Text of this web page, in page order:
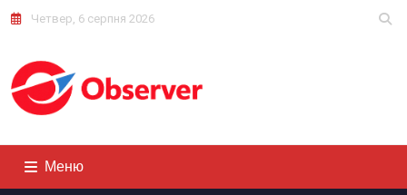
Четвер, 6 серпня 2026
Меню